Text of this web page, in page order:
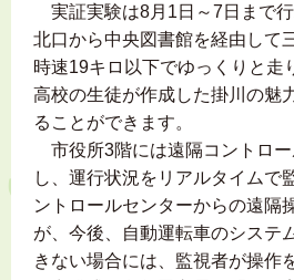
実証実験は8月1日～7日まで
北口から中央図書館を経由して
時速19キロ以下でゆっくりと走
高校の生徒が作成した掛川の魅
ることができます。
市役所3階には遠隔コントロ
し、運行状況をリアルタイムで
ントロールセンターからの遠隔
が、今後、自動運転車のシステ
きない場合には、監視者が操作